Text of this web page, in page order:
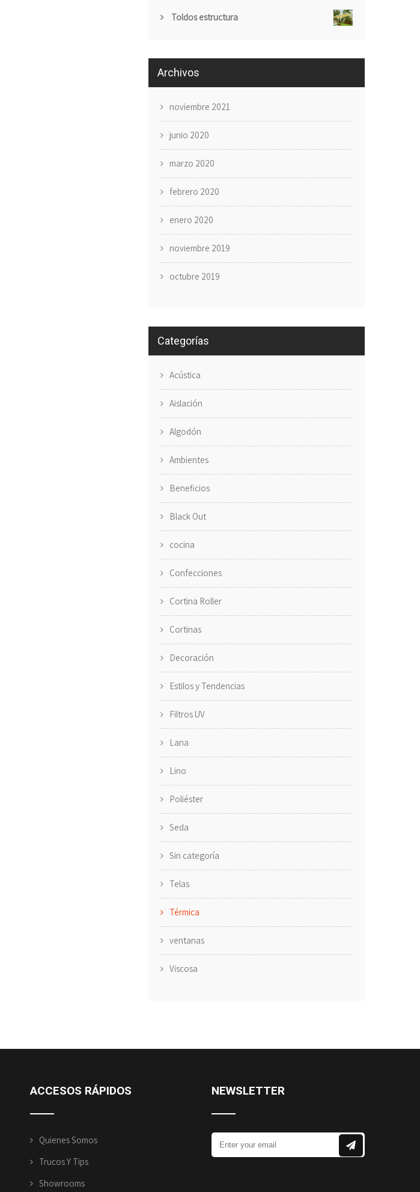
con5.00de
Toldos estructura
Archivos
noviembre 2021
junio 2020
marzo 2020
febrero 2020
enero 2020
noviembre 2019
octubre 2019
Categorías
Acústica
Aislación
Algodón
Ambientes
Beneficios
Black Out
cocina
Confecciones
Cortina Roller
Cortinas
Decoración
Estilos y Tendencias
Filtros UV
Lana
Lino
Poliéster
Seda
Sin categoría
Telas
Térmica
ventanas
Viscosa
ACCESOS RÁPIDOS
Quienes Somos
Trucos Y Tips
Showrooms
NEWSLETTER